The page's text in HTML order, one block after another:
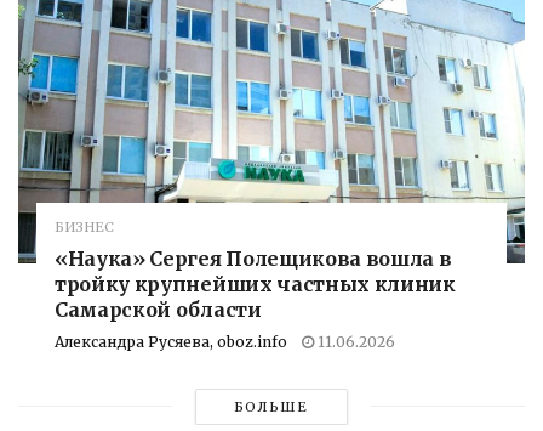
БИЗНЕС
«Наука» Сергея Полещикова вошла в
тройку крупнейших частных клиник
Самарской области
Александра Русяева, oboz.info 11.06.2026
БОЛЬШЕ